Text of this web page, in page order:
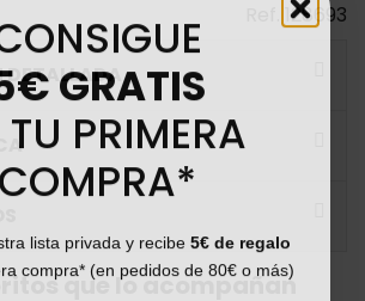
128693
DETALLADA
que lo acompañan
GRATIS
TU PRIMERA
COMPRA*
lista privada y recibe 5€ de regalo
compra* (en pedidos de 80€ o más)